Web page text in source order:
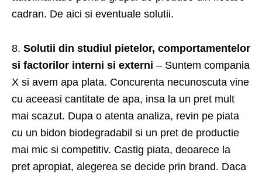
cadran. De aici si eventuale solutii.
8. Solutii din studiul pietelor, comportamentelor
si factorilor interni si externi – Suntem compania
X si avem apa plata. Concurenta necunoscuta vine
cu aceeasi cantitate de apa, insa la un pret mult
mai scazut. Dupa o atenta analiza, revin pe piata
cu un bidon biodegradabil si un pret de productie
mai mic si competitiv. Castig piata, deoarece la
pret apropiat, alegerea se decide prin brand. Daca